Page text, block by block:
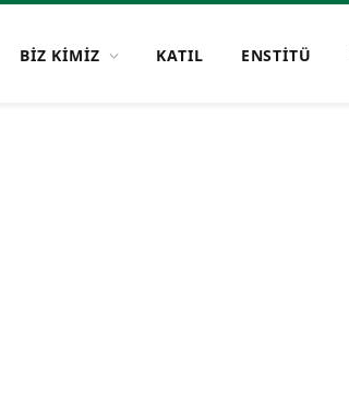
BİZ KİMİZ KATIL ENSTİTÜ